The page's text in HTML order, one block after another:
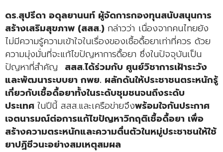
ดร.สุปรีดา อดุลยานนท์ ผู้จัดการกองทุนสนับสนุนการ
สร้างเสริมสุขภาพ (สสส.) กล่าวว่า เนื่องจากคนไทยยัง
ไม่มีความรู้ความเข้าใจในเรื่องของเชื้อดื้อยาเท่าที่ควร ด้วย
ความมุ่งมั่นที่จะแก้ไขปัญหาการดื้อยา ซึ่งในปัจจุบันเป็น
ปัญหาที่สำคัญ สสส.ได้ร่วมกับ ศูนย์วิชาการเฝ้าระวัง
และพัฒนาระบบยา กพย. ผลักดันให้ประชาชนตระหนักรู้
เกี่ยวกับเชื้อดื้อยาทั้งในระดับชุมชนจนถึงระดับ
ประเทศ ในปีนี้ สสส.และเครือข่ายจึงพร้อมใจกันประกาศ
เจตนารมณ์ต่อการแก้ไขปัญหาวิกฤติเชื้อดื้อยา เพื่อ
สร้างความตระหนักและความตื่นตัวในหมู่ประชาชนให้ใช้
ยาปฏิชีวนะอย่างสมเหตุสมผล